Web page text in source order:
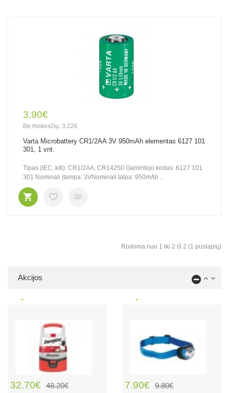
3.90€
Be mokesčių: 3.22€
Varta Microbattery CR1/2AA 3V 950mAh elementas 6127 101
301, 1 vnt.
Tipas (IEC, kiti): CR1/2AA, CR14250 Gamintojo kodas: 6127 101
301 Nominali įtampa: 3VNominali talpa: 950mAh ..
Rodoma nuo 1 iki 2 iš 2 (1 puslapių)
Akcijos
32.70€ 48.20€ 7.90€ 9.80€